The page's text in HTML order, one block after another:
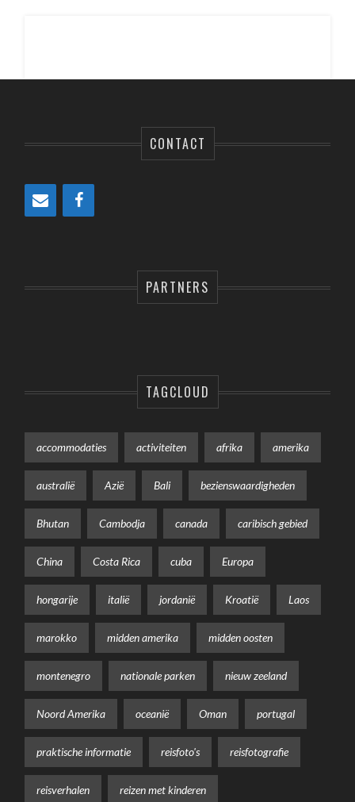
CONTACT
PARTNERS
TAGCLOUD
accommodaties activiteiten afrika amerika
australië Azië Bali bezienswaardigheden
Bhutan Cambodja canada caribisch gebied
China Costa Rica cuba Europa
hongarije italië jordanië Kroatië Laos
marokko midden amerika midden oosten
montenegro nationale parken nieuw zeeland
Noord Amerika oceanië Oman portugal
praktische informatie reisfoto's reisfotografie
reisverhalen reizen met kinderen